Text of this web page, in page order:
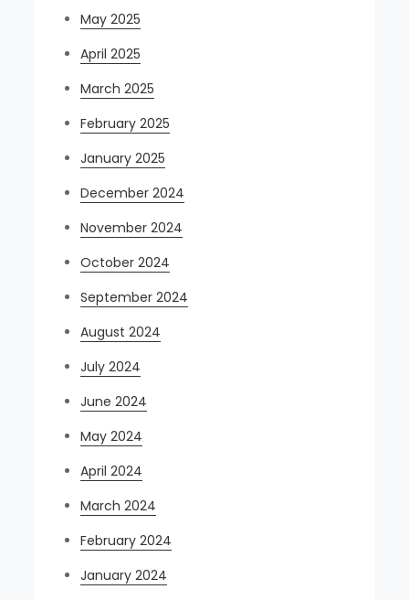
May 2025
April 2025
March 2025
February 2025
January 2025
December 2024
November 2024
October 2024
September 2024
August 2024
July 2024
June 2024
May 2024
April 2024
March 2024
February 2024
January 2024